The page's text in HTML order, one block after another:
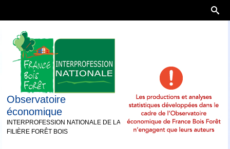
Observatoire
économique
INTERPROFESSION NATIONALE DE LA
FILIÈRE FORÊT BOIS